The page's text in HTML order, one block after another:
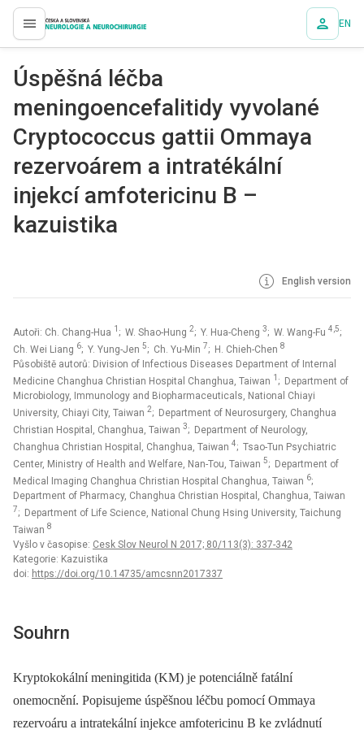
proLékaře.cz EN
Úspěšná léčba
meningoencefalitidy vyvolané
Cryptococcus gattii Ommaya
rezervoárem a intratékální
injekcí amfotericinu B –
kazuistika
English version
Autoři: Ch. Chang-Hua 1 ; W. Shao-Hung 2; Y. Hua-Cheng 3; W. Wang-Fu 4,5;
Ch. Wei Liang 6; Y. Yung-Jen 5; Ch. Yu-Min 7; H. Chieh-Chen 8
Působiště autorů: Division of Infectious Diseases Department of Internal
Medicine Changhua Christian Hospital Changhua, Taiwan 1 ; Department of
Microbiology, Immunology and Biopharmaceuticals, National Chiayi
University, Chiayi City, Taiwan 2; Department of Neurosurgery, Changhua
Christian Hospital, Changhua, Taiwan 3; Department of Neurology,
Changhua Christian Hospital, Changhua, Taiwan 4; Tsao-Tun Psychiatric
Center, Ministry of Health and Welfare, Nan-Tou, Taiwan 5; Department of
Medical Imaging Changhua Christian Hospital Changhua, Taiwan 6;
Department of Pharmacy, Changhua Christian Hospital, Changhua, Taiwan
7; Department of Life Science, National Chung Hsing University, Taichung
Taiwan 8
Vyšlo v časopise: Cesk Slov Neurol N 2017; 80/113(3): 337-342
Kategorie: Kazuistika
doi: https://doi.org/10.14735/amcsnn2017337
Souhrn
Kryptokokální meningitida (KM) je potenciálně fatální
onemocnění. Popisujeme úspěšnou léčbu pomocí Om­maya
rezervoáru a intratekální injekce amfotericinu B ke zvládnutí